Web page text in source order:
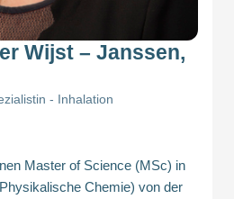
Wijst – Janssen,
- Inhalation
Master of Science (MSc) in
Chemie) von der